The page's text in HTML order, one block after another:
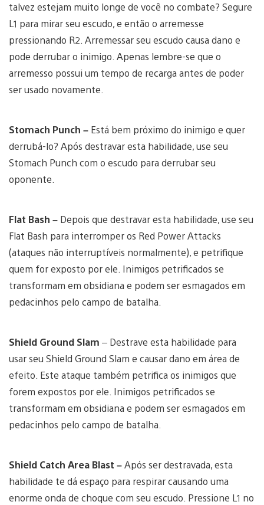
talvez estejam muito longe de você no combate? Segure
L1 para mirar seu escudo, e então o arremesse
pressionando R2. Arremessar seu escudo causa dano e
pode derrubar o inimigo. Apenas lembre-se que o
arremesso possui um tempo de recarga antes de poder
ser usado novamente.
Stomach Punch – Está bem próximo do inimigo e quer
derrubá-lo? Após destravar esta habilidade, use seu
Stomach Punch com o escudo para derrubar seu
oponente.
Flat Bash – Depois que destravar esta habilidade, use seu
Flat Bash para interromper os Red Power Attacks
(ataques não interruptíveis normalmente), e petrifique
quem for exposto por ele. Inimigos petrificados se
transformam em obsidiana e podem ser esmagados em
pedacinhos pelo campo de batalha.
Shield Ground Slam – Destrave esta habilidade para
usar seu Shield Ground Slam e causar dano em área de
efeito. Este ataque também petrifica os inimigos que
forem expostos por ele. Inimigos petrificados se
transformam em obsidiana e podem ser esmagados em
pedacinhos pelo campo de batalha.
Shield Catch Area Blast –Após ser destravada, esta
habilidade te dá espaço para respirar causando uma
enorme onda de choque com seu escudo. Pressione L1 no